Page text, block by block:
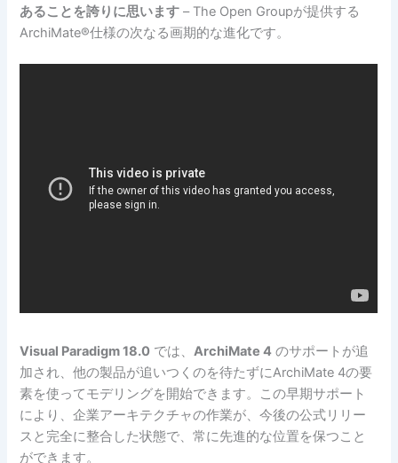
あることを誇りに思います – The Open Groupが提供する
ArchiMate®仕様の次なる画期的な進化です。
Visual Paradigm 18.0 では、ArchiMate 4 のサポートが追
加され、他の製品が追いつくのを待たずにArchiMate 4の要
素を使ってモデリングを開始できます。この早期サポート
により、企業アーキテクチャの作業が、今後の公式リリー
スと完全に整合した状態で、常に先進的な位置を保つこと
ができます。